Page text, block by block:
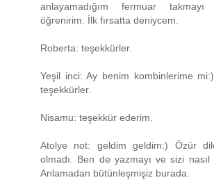
anlayamadığım fermuar takmayı
öğrenirim. İlk fırsatta deniycem.
Roberta: teşekkürler.
Yeşil inci: Ay benim kombinlerime
teşekkürler.
Nisamu: teşekkür ederim.
Atolye not: geldim geldim:) Özür
olmadı. Ben de yazmayı ve sizi
Anlamadan bütünleşmişiz burada.